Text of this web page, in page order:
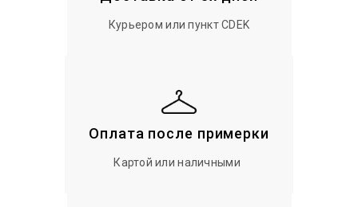
Курьером или пункт CDEK
Оплата после примерки
Картой или наличными